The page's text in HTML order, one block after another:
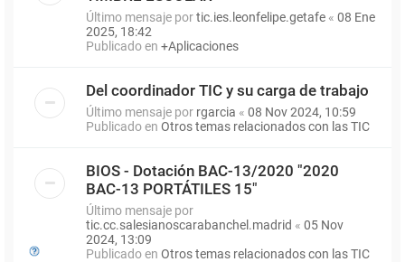
Último mensaje portic.ies.leonfelipe.getafe « 08 Ene
2025, 18:42
Publicado en +Aplicaciones
Del coordinador TIC y su carga de trabajo
Último mensaje por rgarcia « 08 Nov 2024, 10:59
Publicado en Otros temas relacionados con las TIC
BIOS - Dotación BAC-13/2020 "2020
BAC-13 PORTÁTILES 15"
Último mensaje por
tic.cc.salesianoscarabanchel.madrid « 05 Nov
2024, 13:09
Publicado en Otros temas relacionados con las TIC